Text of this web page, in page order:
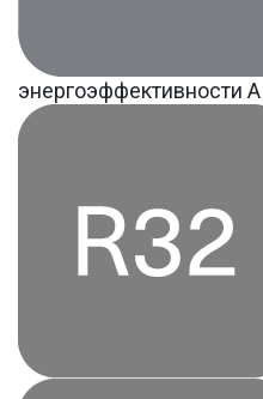
энергоэффективности A